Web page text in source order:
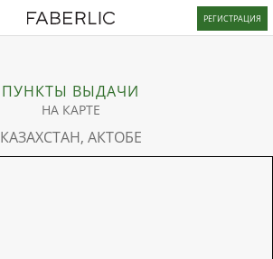
РЕГИСТРАЦИЯ
ПУНКТЫ ВЫДАЧИ
НА КАРТЕ
КАЗАХСТАН, АКТОБЕ